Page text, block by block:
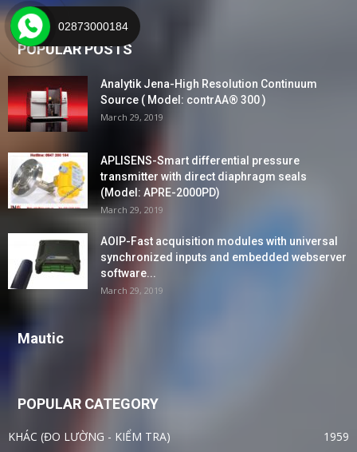
POPULAR POSTS
Analytik Jena-High Resolution Continuum
Source ( Model: contrAA® 300 )
March 29, 2019
APLISENS-Smart differential pressure
transmitter with direct diaphragm seals
(Model: APRE-2000PD)
March 29, 2019
AOIP-Fast acquisition modules with universal
synchronized inputs and embedded webserver
software...
March 29, 2019
Mautic
POPULAR CATEGORY
KHÁC (ĐO LƯỜNG - KIỂM TRA)
1959
02873000184